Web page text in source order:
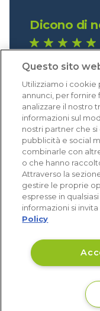
Dicono di
Eccellente (4,8)
Acquisti
Questo sito
Utilizziamo i
annunci, per fornire
analizzare il nostro
informazioni sul
nostri partner che
pubblicità e social
combinarle con
o che hanno
Attraverso la
gestire le proprie
espresse in
informazioni si
Policy